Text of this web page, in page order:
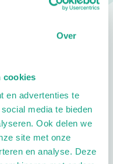
Over
cookies
en advertenties te
media te bieden
Ook delen we
site met onze
en analyse. Deze